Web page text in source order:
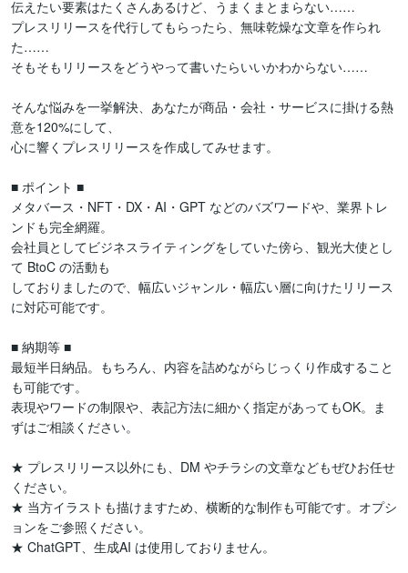
伝えたい要素はたくさんあるけど、うまくまとまらない……
プレスリリースを代行してもらったら、無味乾燥な文章を作られ
た……
そもそもリリースをどうやって書いたらいいかわからない……
そんな悩みを一挙解決、あなたが商品・会社・サービスに掛ける熱
意を120%にして、
心に響くプレスリリースを作成してみせます。
■ ポイント ■
メタバース・NFT・DX・AI・GPT などのバズワードや、業界トレ
ンドも完全網羅。
会社員としてビジネスライティングをしていた傍ら、観光大使とし
て BtoC の活動も
しておりましたので、幅広いジャンル・幅広い層に向けたリリース
に対応可能です。
■ 納期等 ■
最短半日納品。もちろん、内容を詰めながらじっくり作成すること
も可能です。
表現やワードの制限や、表記方法に細かく指定があってもOK。ま
ずはご相談ください。
★ プレスリリース以外にも、DM やチラシの文章などもぜひお任せ
ください。
★ 当方イラストも描けますため、横断的な制作も可能です。オプシ
ョンをご参照ください。
★ ChatGPT、生成AI は使用しておりません。